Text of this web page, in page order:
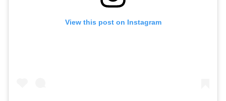
View this post on Instagram